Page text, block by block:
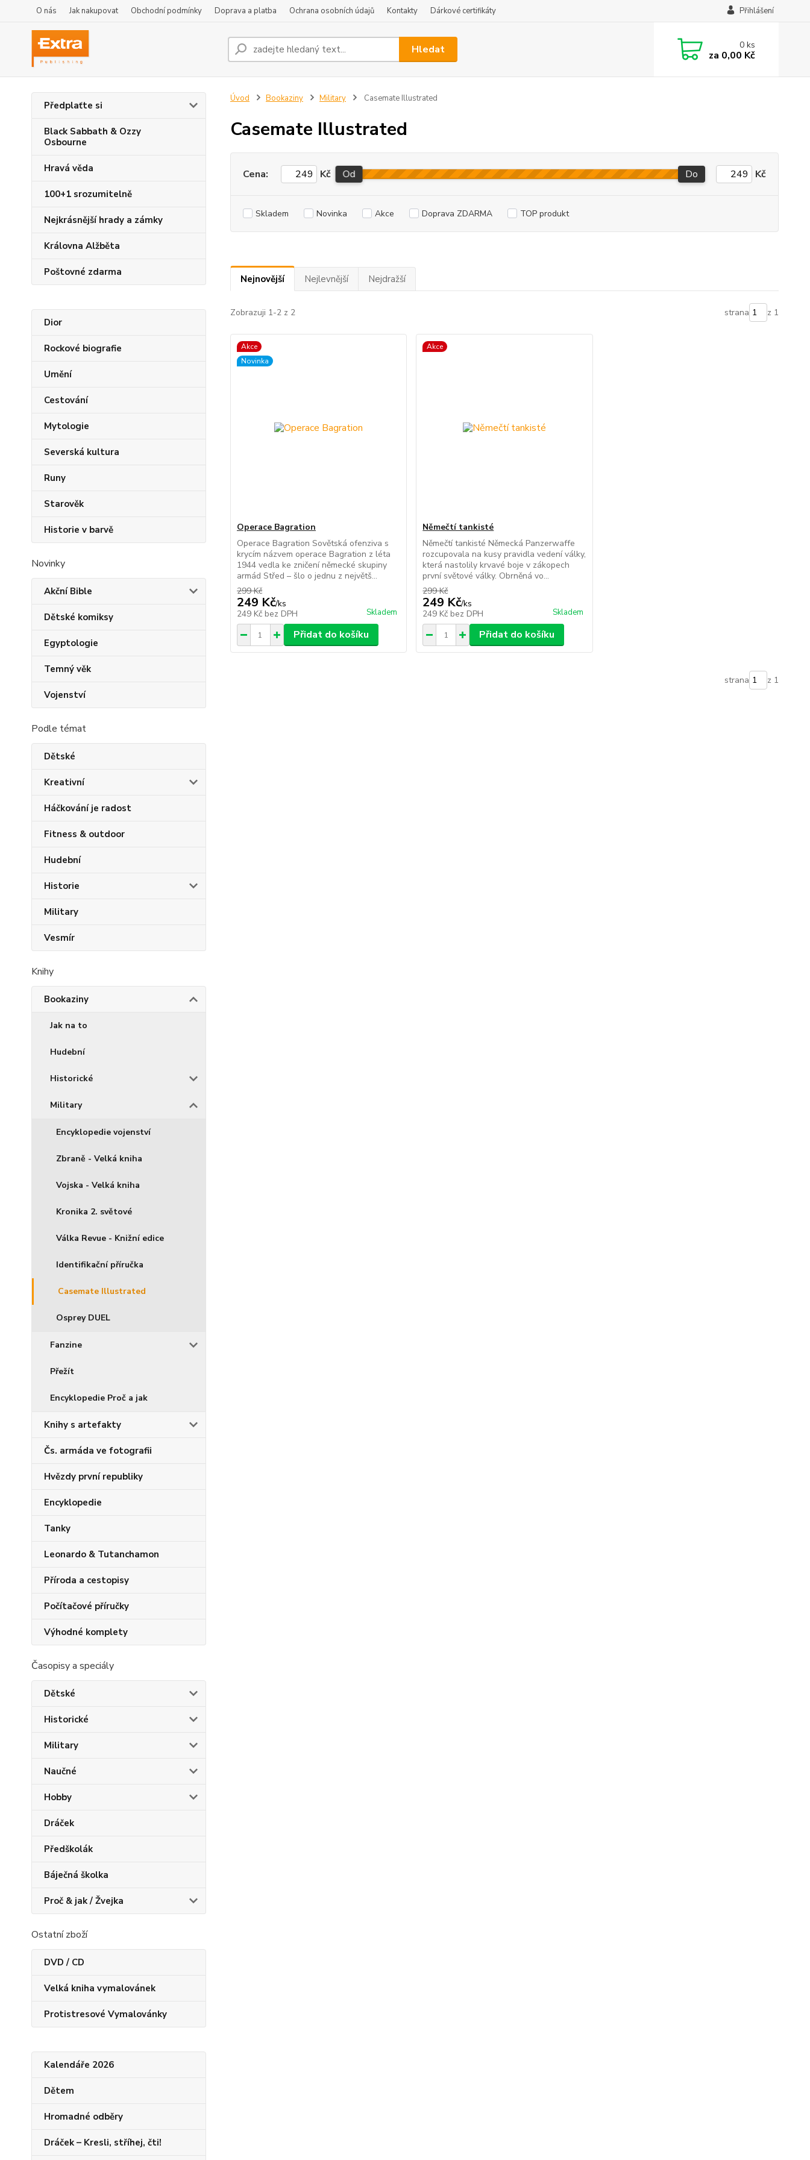
O nás Jak nakupovat Obchodní podmínky Doprava a platba Ochrana osobních údajů Kontakty Dárkové certifikáty Přihlášení
Hledat 0ks
za 0,00 Kč
Předplaťte si
Black Sabbath & Ozzy
Osbourne
Hravá věda
100+1 srozumitelně
Nejkrásnější hrady a zámky
Královna Alžběta
Poštovné zdarma
Dior
Rockové biografie
Umění
Cestování
Mytologie
Severská kultura
Runy
Starověk
Historie v barvě
Novinky
Akční Bible
Dětské komiksy
Egyptologie
Temný věk
Vojenství
Podle témat
Dětské
Kreativní
Háčkování je radost
Fitness & outdoor
Hudební
Historie
Military
Vesmír
Knihy
Bookaziny
Jak na to
Hudební
Historické
Military
Encyklopedie vojenství
Zbraně - Velká kniha
Vojska - Velká kniha
Kronika 2. světové
Válka Revue - Knižní edice
Identifikační příručka
Casemate Illustrated
Osprey DUEL
Fanzine
Přežít
Encyklopedie Proč a jak
Knihy s artefakty
Čs. armáda ve fotografii
Hvězdy první republiky
Encyklopedie
Tanky
Leonardo & Tutanchamon
Příroda a cestopisy
Počítačové příručky
Výhodné komplety
Časopisy a speciály
Dětské
Historické
Military
Naučné
Hobby
Dráček
Předškolák
Báječná školka
Proč & jak / Žvejka
Ostatní zboží
DVD / CD
Velká kniha vymalovánek
Protistresové Vymalovánky
Kalendáře 2026
Dětem
Hromadné odběry
Dráček – Kresli, stříhej, čti!
Úvod Bookaziny Military Casemate Illustrated
Casemate Illustrated
Cena: Kč Od Do Kč
Skladem Novinka Akce Doprava ZDARMA TOP produkt
Nejnovější Nejlevnější Nejdražší
Zobrazuji 1-2 z 2 strana z 1
Akce
Novinka
Operace Bagration
Operace Bagration Sovětská ofenziva s
krycím názvem operace Bagration z léta
1944 vedla ke zničení německé skupiny
armád Střed – šlo o jednu z největš...
299 Kč
249 Kč/ks
249 Kč bez DPH Skladem
Přidat do košíku
Akce
Němečtí tankisté
Němečtí tankisté Německá Panzerwaffe
rozcupovala na kusy pravidla vedení války,
která nastolily krvavé boje v zákopech
první světové války. Obrněná vo...
299 Kč
249 Kč/ks
249 Kč bez DPH Skladem
Přidat do košíku
strana z 1